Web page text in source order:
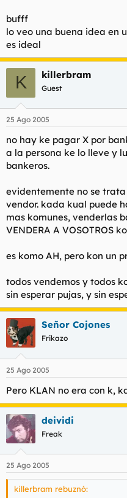
bufff
lo veo una buena idea en
es ideal
K killerbram
Guest
25 Ago 2005
no hay ke pagar X por
a la persona ke lo lleve y
bankeros.
evidentemente no se
vendor. kada kual puede
mas komunes, venderlas
VENDERA A VOSOTROS
es komo AH, pero kon un
todos vendemos y todos
sin esperar pujas, y sin
Señor Cojones
Frikazo
25 Ago 2005
Pero KLAN no era con k,
deividi
Freak
25 Ago 2005
killerbram rebuznó: